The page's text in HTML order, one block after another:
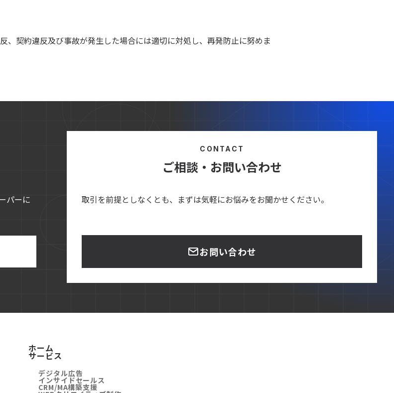
、契約違反及び事故が発生した場合には適切に対処し、再発防止に努めま
パーに
CONTACT
ご相談・お問い合わせ
取引を前提としなくとも、まずは気軽にお悩みをお聞かせください。
お問い合わせ
ホーム
サービス
デジタル広告
インサイドセールス
CRM/MA構築支援